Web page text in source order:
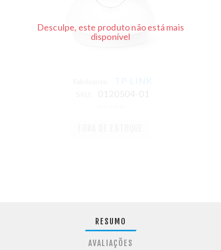
Desculpe, este produto não está mais
disponível
TP-LINK
RESUMO
AVALIAÇÕES